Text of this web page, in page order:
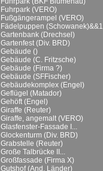
Fuhrpark (VERO)
Fußgängerampel (VERO)
Fädelpuppen (Schowanek)&&1
Gartenbank (Drechsel)
Gartenfest (Div. BRD)
Gebäude ()
Gebäude (C. Fritzsche)
Gebäude (Firma ?)
Gebäude (SFFischer)
Gebäudekomplex (Engel)
Geflügel (Matador)
Gehöft (Engel)
Giraffe (Reuter)
Giraffe, angemalt (VERO)
Glasfenster-Fassade I...
Glockenturm (Div. BRD)
Grabstelle (Reuter)
Große Talbrücke II...
Großfassade (Firma X)
Gutshof (And. Länder)